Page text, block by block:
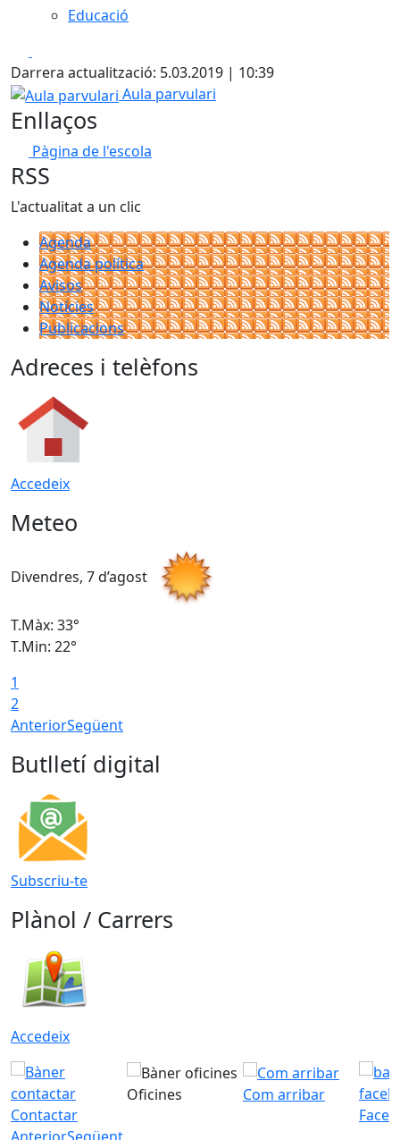
Educació
Darrera actualització: 5.03.2019 | 10:39
Aula parvulari
Aula parvulari
Enllaços
Pàgina de l'escola
RSS
L'actualitat a un clic
Agenda
Agenda política
Avisos
Notícies
Publicacions
Adreces i telèfons
Accedeix
Meteo
Divendres, 7 d’agost
T.Màx: 33°
T.Min: 22°
1
2
AnteriorSegüent
Butlletí digital
Subscriu-te
Plànol / Carrers
Accedeix
Contactar
Oficines
Com arribar